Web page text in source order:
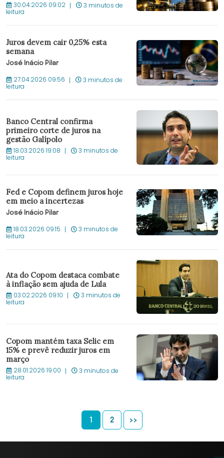
30.04.2026 09:02 3 minutos de
leitura
Juros devem cair 0,25% esta
semana
José Inácio Pilar
27.04.2026 09:56 3 minutos de
leitura
Banco Central confirma
primeiro corte de juros na
gestão Galípolo
18.03.2026 19:08 3 minutos de
leitura
Fed e Copom definem juros hoje
em meio a incertezas
José Inácio Pilar
18.03.2026 09:15 3 minutos de
leitura
Ata do Copom destaca combate
à inflação sem ajuda de Lula
03.02.2026 09:10 3 minutos de
leitura
Copom mantém taxa Selic em
15% e prevê reduzir juros em
março
28.01.2026 19:00 3 minutos de
leitura
1 2 >>